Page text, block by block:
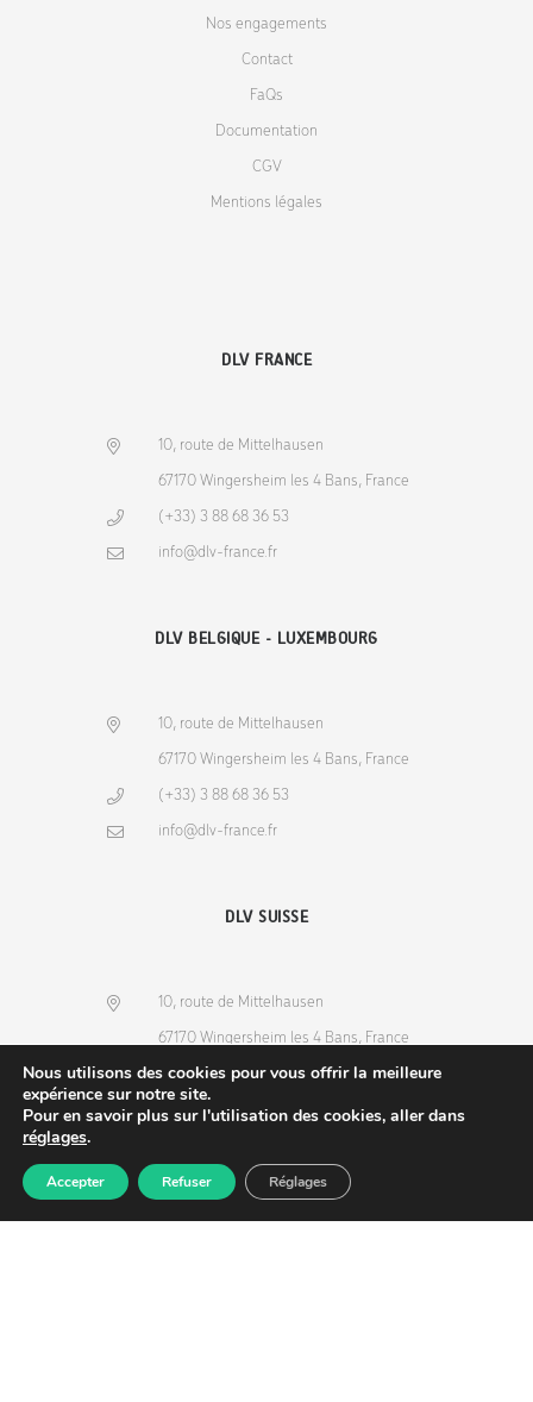
Produits Recherche Commande
Nos engagements
Contact
FaQs
Documentation
CGV
Mentions légales
DLV FRANCE
10, route de Mittelhausen
67170 Wingersheim les 4 Bans, France
(+33) 3 88 68 36 53
info@dlv-france.fr
DLV BELGIQUE - LUXEMBOURG
10, route de Mittelhausen
67170 Wingersheim les 4 Bans, France
(+33) 3 88 68 36 53
info@dlv-france.fr
DLV SUISSE
10, route de Mittelhausen
67170 Wingersheim les 4 Bans, France
(+33) 3 88 68 36 53
info@dlv-france.fr
Nous utilisons des cookies pour vous offrir la meilleure
expérience sur notre site.
Pour en savoir plus sur l'utilisation des cookies, aller dans
réglages.
Accepter Refuser Réglages